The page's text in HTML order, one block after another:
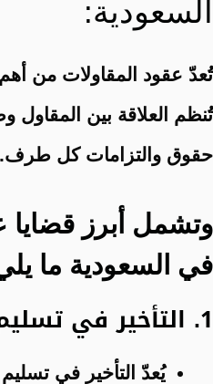
السعودية:
تُعدّ عقود المقاولات من أهم
تُنظم العلاقة بين
حقوق والتزامات كل طرف.
وتشمل أبرز قضايا
في السعودية ما
1. التأخير في تسليم المشروع:
يُعدّ التأخير في